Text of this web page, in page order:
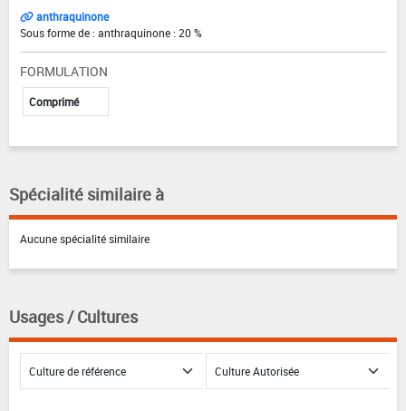
anthraquinone
Sous forme de : anthraquinone : 20 %
FORMULATION
Comprimé
Spécialité similaire à
Aucune spécialité similaire
Usages / Cultures